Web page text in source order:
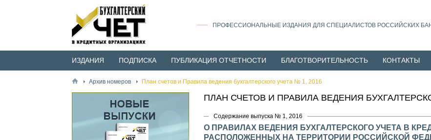
ПРОФЕССИОНАЛЬНЫЕ ИЗДАНИЯ ДЛЯ СПЕЦИАЛИСТОВ РОССИЙСКИХ
ИЗДАНИЯ ПОДПИСКА ПУБЛИКАЦИЯ ОТЧЕТНОСТИ БЛАГОТВОРИТЕЛЬНОСТЬ КОНТАКТЫ
Архив номеров План счетов и Правила ведения бухгалтерского учета № 1, 2016
ПЛАН СЧЕТОВ И ПРАВИЛА ВЕДЕНИЯ
Содержание выпуска № 1, 2016
О ПРАВИЛАХ ВЕДЕНИЯ БУХГАЛТЕРСКОГО УЧЕТА В
РАСПОЛОЖЕННЫХ НА ТЕРРИТОРИИ РОССИЙСКОЙ